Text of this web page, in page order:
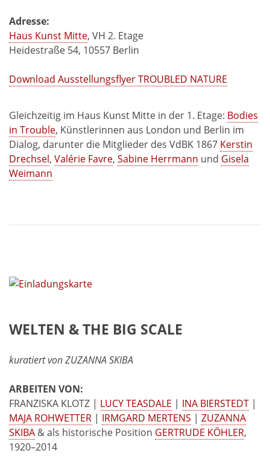
Adresse:
Haus Kunst Mitte, VH 2. Etage
Heidestraße 54, 10557 Berlin
Download Ausstellungsflyer TROUBLED NATURE
Gleichzeitig im Haus Kunst Mitte in der 1. Etage: Bodies
in Trouble, Künstlerinnen aus London und Berlin im
Dialog, darunter die Mitglieder des VdBK 1867 Kerstin
Drechsel, Valérie Favre, Sabine Herrmann und Gisela
Weimann
WELTEN & THE BIG SCALE
kuratiert von ZUZANNA SKIBA
ARBEITEN VON:
FRANZISKA KLOTZ | LUCY TEASDALE | INA BIERSTEDT |
MAJA ROHWETTER | IRMGARD MERTENS | ZUZANNA
SKIBA & als historische Position GERTRUDE KÖHLER,
1920–2014